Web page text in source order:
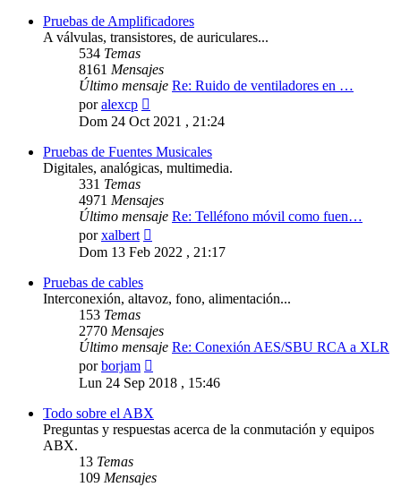
Pruebas de Amplificadores
A válvulas, transistores, de auriculares...
534 Temas
8161 Mensajes
Último mensaje Re: Ruido de ventiladores en …
poralexcp
último
Dom 24 Oct 2021 , 21:24
Pruebas de Fuentes Musicales
Digitales, analógicas, multimedia.
331 Temas
4971 Mensajes
Último mensaje Re: Telléfono móvil como fuen…
porxalbert
último
Dom 13 Feb 2022 , 21:17
Pruebas de cables
Interconexión, altavoz, fono, alimentación...
153 Temas
2770 Mensajes
Último mensaje Re: Conexión AES/SBU RCA a XLR
porborjam
último
Lun 24 Sep 2018 , 15:46
Todo sobre el ABX
Preguntas y respuestas acerca de la conmutación y equipos
ABX.
13 Temas
109 Mensajes